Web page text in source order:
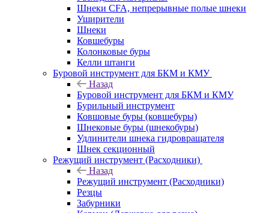
Шнеки CFA, непрерывные полые шнеки
Уширители
Шнеки
Ковшебуры
Колонковые буры
Келли штанги
Буровой инструмент для БКМ и КМУ
Назад
Буровой инструмент для БКМ и КМУ
Бурильный инструмент
Ковшовые буры (ковшебуры)
Шнековые буры (шнекобуры)
Удлинители шнека гидровращателя
Шнек секционный
Режущий инструмент (Расходники)
Назад
Режущий инструмент (Расходники)
Резцы
Забурники